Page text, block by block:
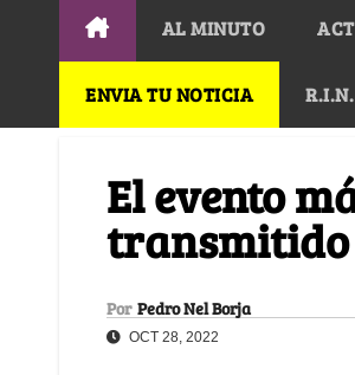
AL MINUTO
ENVIA TU NOTICIA R.I.N.
El evento
transmitido
Por Pedro Nel Borja
OCT 28, 2022